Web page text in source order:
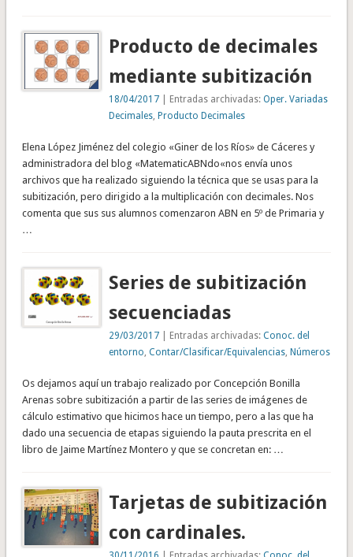
Producto de decimales
mediante subitización
18/04/2017 | Entradas archivadas:Oper. Variadas
Decimales ,Producto Decimales
Elena López Jiménez del colegio «Giner de los Ríos» de Cáceres y
administradora del blog «MatematicABNdo«nos envía unos
archivos que ha realizado siguiendo la técnica que se usas para la
subitización, pero dirigido a la multiplicación con decimales. Nos
comenta que sus sus alumnos comenzaron ABN en 5º de Primaria y
…
Series de subitización
secuenciadas
29/03/2017 | Entradas archivadas:Conoc. del
entorno ,Contar/Clasificar/Equivalencias ,Números
Os dejamos aquí un trabajo realizado por Concepción Bonilla
Arenas sobre subitización a partir de las series de imágenes de
cálculo estimativo que hicimos hace un tiempo, pero a las que ha
dado una secuencia de etapas siguiendo la pauta prescrita en el
libro de Jaime Martínez Montero y que se concretan en: …
Tarjetas de subitización
con cardinales.